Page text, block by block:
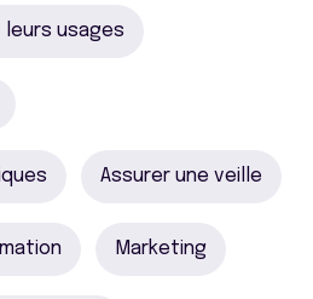
leurs usages
Assurer une veille
Marketing